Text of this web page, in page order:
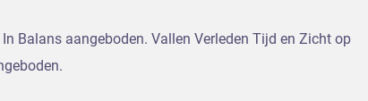
Balans aangeboden. Vallen Verleden Tijd en Zicht op